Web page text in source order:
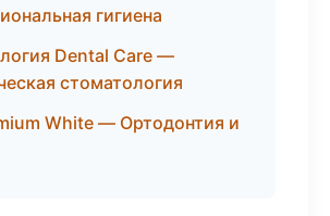
гигиена
Dental Care —
стоматология
White — Ортодонтия и